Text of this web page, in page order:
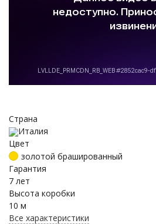
Страна
Италия
Цвет
золотой брашированный
Гарантия
7 лет
Высота коробки
10 м
Все характеристики